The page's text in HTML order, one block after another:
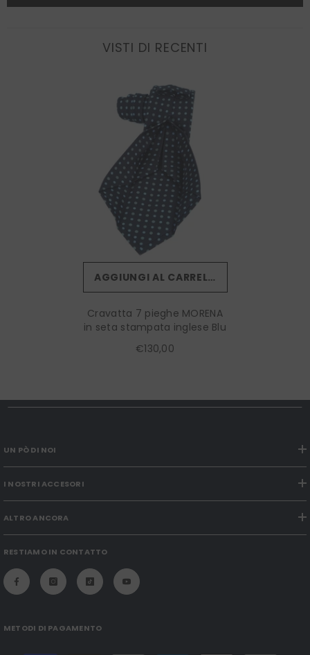
VISTI DI RECENTI
AGGIUNGI AL CARRELLO
Cravatta 7 pieghe MORENA
in seta stampata inglese Blu
€130,00
UN PÒ DI NOI
I NOSTRI ACCESORI
ALTRO ANCORA
RESTIAMO IN CONTATTO
METODI DI PAGAMENTO
Modalità